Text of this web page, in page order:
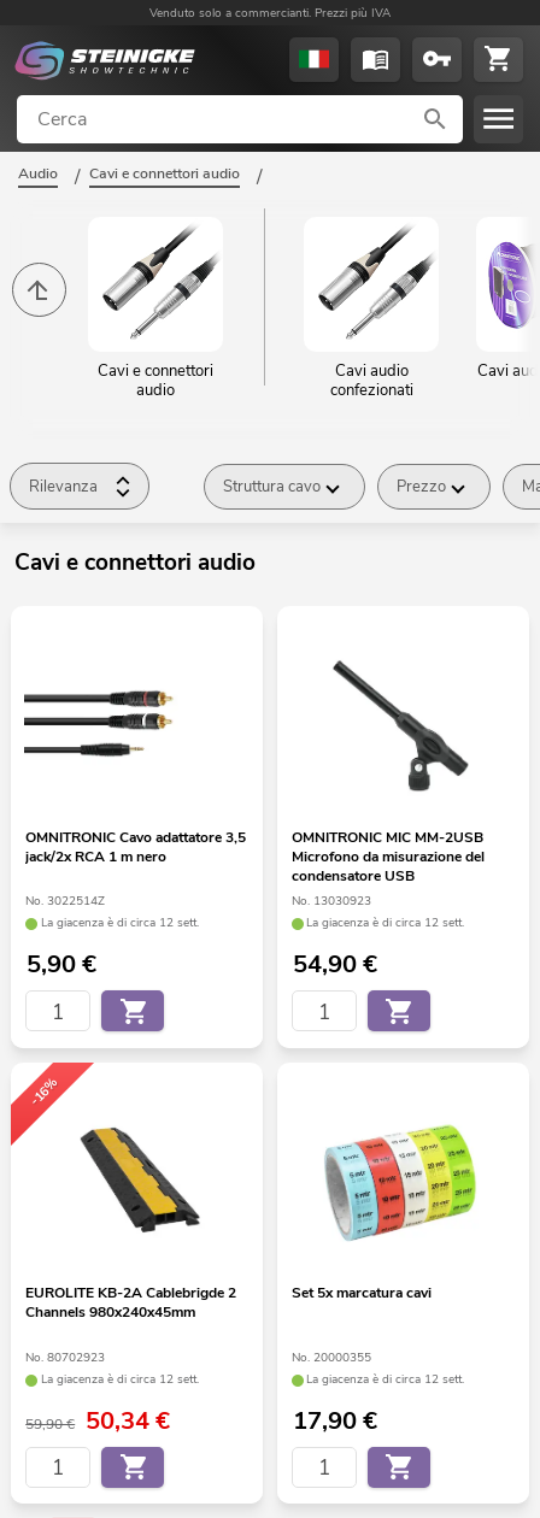
Venduto solo a commercianti. Prezzi più IVA
Audio / Cavi e connettori audio /
Cavi e connettori
audio
Cavi audio
confezionati
Cavi
Rilevanza Struttura cavo Prezzo
Cavi e connettori audio
OMNITRONIC Cavo adattatore 3,5
jack/2x RCA 1 m nero
No. 3022514Z
La giacenza è di circa 12 sett.
5,90€
OMNITRONIC MIC MM-2USB
Microfono da misurazione del
condensatore USB
No. 13030923
La giacenza è di circa 12 sett.
54,90€
-16%
EUROLITE KB-2A Cablebrigde 2
Channels 980x240x45mm
No. 80702923
La giacenza è di circa 12 sett.
59,90 € 50,34€
Set 5x marcatura cavi
No. 20000355
La giacenza è di circa 12 sett.
17,90€